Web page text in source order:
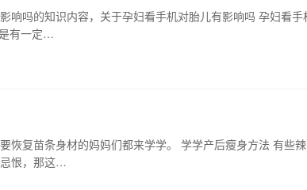
响吗的知识内容，关于孕妇看手机对胎儿有影响吗 孕妇看手
有一定…
恢复苗条身材的妈妈们都来学学。 学学产后瘦身方法 有些辣
恨，那这…